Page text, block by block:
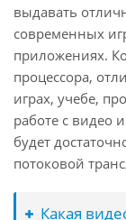
выдавать
современных
приложениях.
процессора,
играх, учебе,
работе с видео
будет
потоковой
Какая